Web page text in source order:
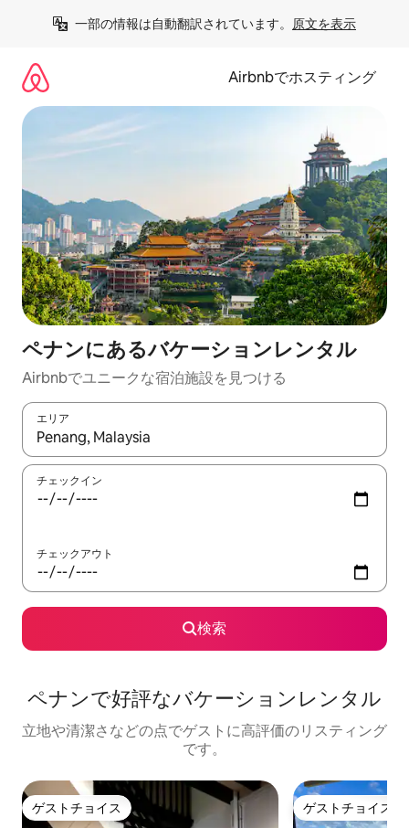
一部の情報は自動翻訳されています。 原文を表示
Airbnbでホスティング
ペナンにあるバケーションレンタル
Airbnbでユニークな宿泊施設を見つける
エリア
検索結果が表示されたら、上下の矢印キーを使って移動するか
チェックイン
チェックアウト
検索
ペナンで好評なバケーションレンタル
立地や清潔さなどの点でゲストに高評価のリスティング
です。
ゲストチョイス
ゲストチョイス ゲストチョイス
ゲストチョイス